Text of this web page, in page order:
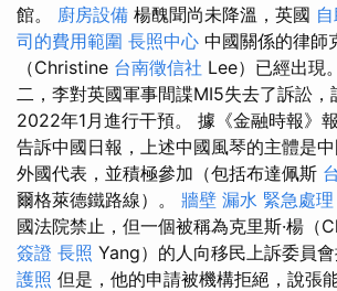
館。 廚房設備 楊醜聞尚未降溫，英國
司的費用範圍 長照中心 中國關係的律師
（Christine 台南徵信社 Lee）已經出現。
二，李對英國軍事間諜MI5失去了訴訟，
2022年1月進行干預。 據《金融時報》
告訴中國日報，上述中國風琴的主體是
外國代表，並積極參加（包括布達佩斯
爾格萊德鐵路線）。 牆壁 漏水 緊急處理
國法院禁止，但一個被稱為克里斯·楊（
簽證 長照 Yang）的人向移民上訴委員會
護照 但是，他的申請被機構拒絕，說張